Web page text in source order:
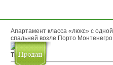
Апартамент класса «люкс» с одной
спальней возле Порто Монтенегро
Тиват